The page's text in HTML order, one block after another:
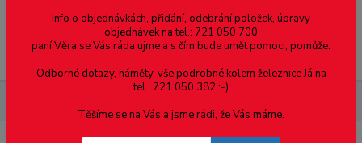
Menu
Info o objednávkách, přidání, odebrání položek, úpravy
objednávek na tel.: 721 050 700
paní Věra se Vás ráda ujme a s čím bude umět pomoci, pomůže.
Odborné dotazy, náměty, vše podrobné kolem železnice Já na
tel.: 721 050 382 :-)
Těšíme se na Vás a jsme rádi, že Vás máme.